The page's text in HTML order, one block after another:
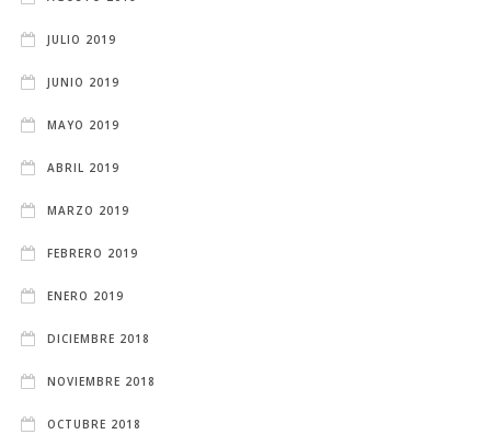
JULIO 2019
JUNIO 2019
MAYO 2019
ABRIL 2019
MARZO 2019
FEBRERO 2019
ENERO 2019
DICIEMBRE 2018
NOVIEMBRE 2018
OCTUBRE 2018